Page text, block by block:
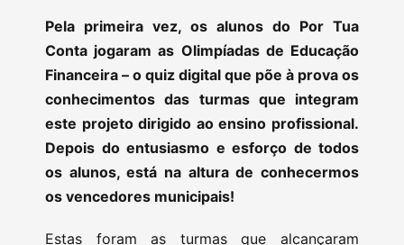
Pela primeira vez, os alunos do Por Tua
Conta jogaram as Olimpíadas de Educação
Financeira – o quiz digital que põe à prova os
conhecimentos das turmas que integram
este projeto dirigido ao ensino profissional.
Depois do entusiasmo e esforço de todos
os alunos, está na altura de conhecermos
os vencedores municipais!
Estas foram as turmas que alcançaram